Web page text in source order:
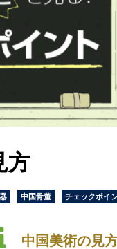
方
中国骨董 チェックポイ
中国美術の見